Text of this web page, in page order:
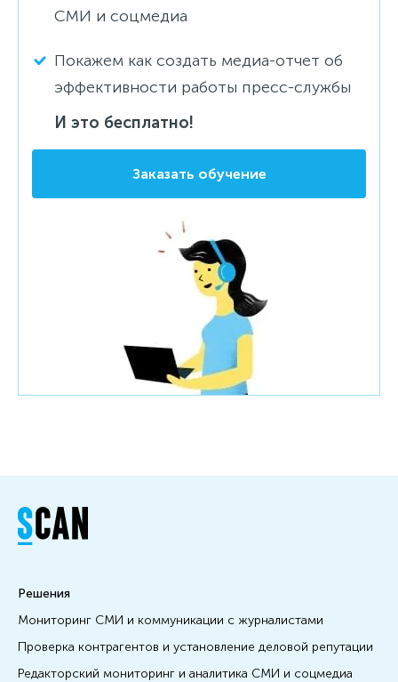
СМИ и соцмедиа
Покажем как создать медиа-отчет об
эффективности работы пресс-службы
И это бесплатно!
Заказать обучение
Решения
Мониторинг СМИ и коммуникации с журналистами
Проверка контрагентов и установление деловой репутации
Редакторский мониторинг и аналитика СМИ и соцмедиа